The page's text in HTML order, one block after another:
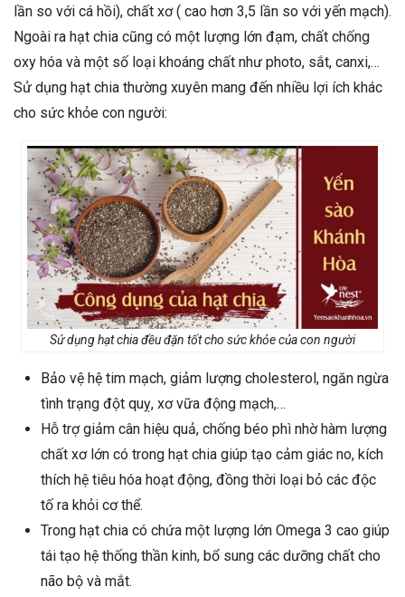
lần so với cá hồi), chất xơ ( cao hơn 3,5 lần so với yến mạch).
Ngoài ra hạt chia cũng có một lượng lớn đạm, chất chống
oxy hóa và một số loại khoáng chất như photo, sắt, canxi,…
Sử dụng hạt chia thường xuyên mang đến nhiều lợi ích khác
cho sức khỏe con người:
Sử dụng hạt chia đều đặn tốt cho sức khỏe của con người
Bảo vệ hệ tim mạch, giảm lượng cholesterol, ngăn ngừa
tình trạng đột quỵ, xơ vữa động mạch,…
Hỗ trợ giảm cân hiệu quả, chống béo phì nhờ hàm lượng
chất xơ lớn có trong hạt chia giúp tạo cảm giác no, kích
thích hệ tiêu hóa hoạt động, đồng thời loại bỏ các độc
tố ra khỏi cơ thể.
Trong hạt chia có chứa một lượng lớn Omega 3 cao giúp
tái tạo hệ thống thần kinh, bổ sung các dưỡng chất cho
não bộ và mắt.